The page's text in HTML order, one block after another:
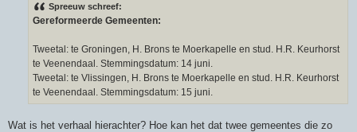
Spreeuw schreef:
Gereformeerde Gemeenten:
Tweetal: te Groningen, H. Brons te Moerkapelle en stud. H.R. Keurhorst
te Veenendaal. Stemmingsdatum: 14 juni.
Tweetal: te Vlissingen, H. Brons te Moerkapelle en stud. H.R. Keurhorst
te Veenendaal. Stemmingsdatum: 15 juni.
Wat is het verhaal hierachter? Hoe kan het dat twee gemeentes die zo